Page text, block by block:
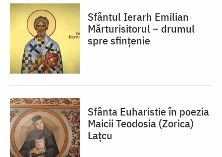
Sfântul Ierarh Emilian
Mărturisitorul – drumul
spre sfințenie
Sfânta Euharistie în poezia
Maicii Teodosia (Zorica)
Lațcu